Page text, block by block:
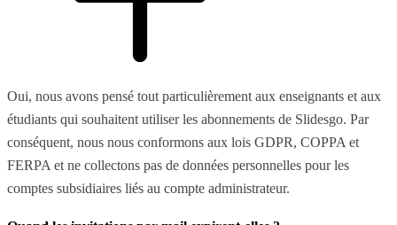
Oui, nous avons pensé tout particulièrement aux enseignants et aux
étudiants qui souhaitent utiliser les abonnements de Slidesgo. Par
conséquent, nous nous conformons aux lois GDPR, COPPA et
FERPA et ne collectons pas de données personnelles pour les
comptes subsidiaires liés au compte administrateur.